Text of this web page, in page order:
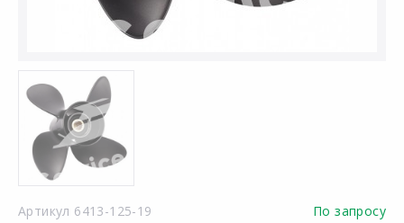
Артикул 6413-125-19 По запросу